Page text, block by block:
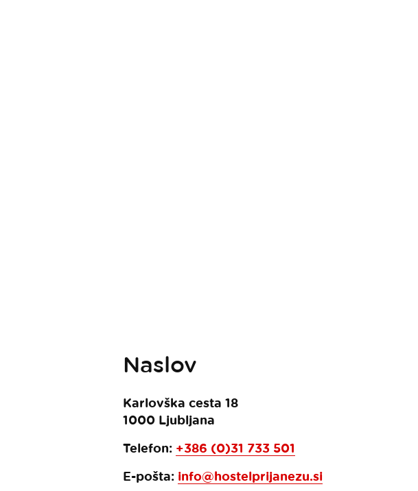
Naslov
Karlovška cesta 18
1000 Ljubljana
Telefon: +386 (0)31 733 501
E-pošta: info@hostelprijanezu.si